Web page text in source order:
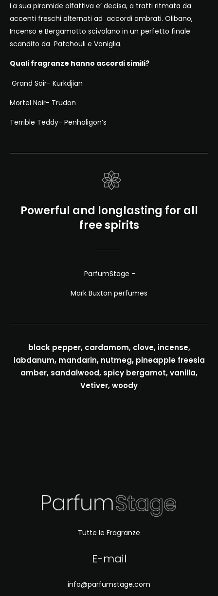
La sua piramide olfattiva e’ decisa, a tratti ritmata da
accenti freschi alternati ad accordi ambrati. Olibano,
Incenso e Bergamotto scivolano in un perfetto finale
scandito da Patchouli e Vaniglia.
Quali fragranze hanno accordi simili?
Grand Soir- Kurkdjian
Mortel Noir- Trudon
Terrible Teddy- Penhaligon’s
Powerful and longlasting for all
free spirits
ParfumStage –
Mark Buxton perfumes
black pepper, cardamom, clove, incense,
labdanum, mandarin, nutmeg, pineapple freesia
amber, sandalwood, spicy bergamot, vanilla,
Vetiver, woody
Tutte le Fragranze
E-mail
info@parfumstage.com